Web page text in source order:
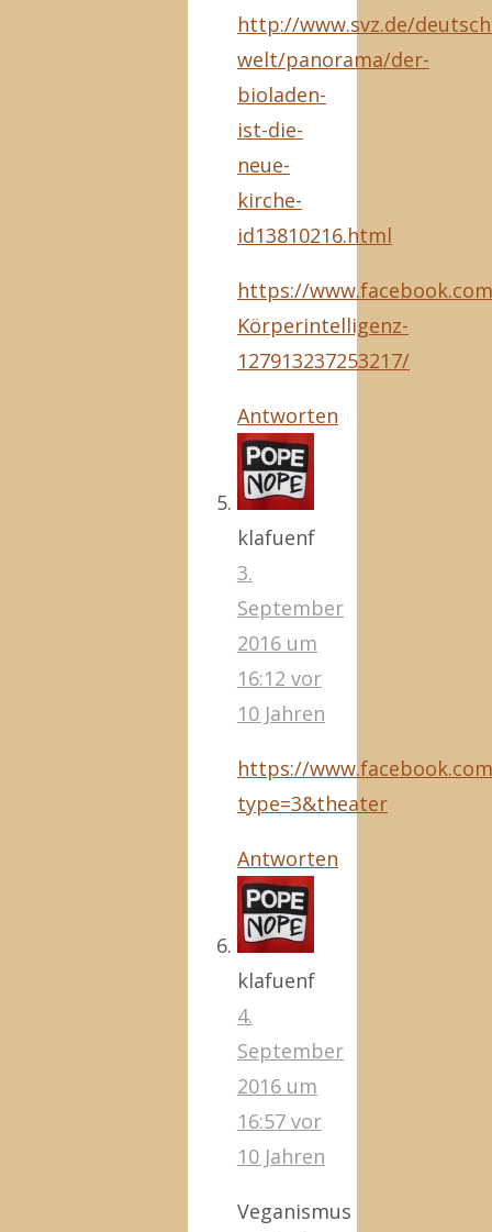
http://www.svz.de/
welt/panorama/der-
bioladen-
ist-die-
neue-
kirche-
id13810216.html
https://
Körperintelligenz-
127913237253217/
Antworten
klafuenf
3.
September
2016 um
16:12 vor
10 Jahren
https://
type=3&theater
Antworten
klafuenf
4.
September
2016 um
16:57 vor
10 Jahren
Veganismus